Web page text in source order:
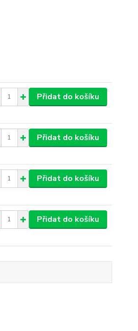
Přidat do košíku
Přidat do košíku
Přidat do košíku
Přidat do košíku